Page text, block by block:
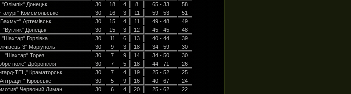
"Олімпік" Донецьк 30 18 4 8 65 - 33
58
Комсмольське 30 16 3 11 59 - 53
51
Артемівськ 30 15 4 11 49 - 48
49
"Вуглик" Донецьк 30 15 3 12 45 - 45
48
"Шахтар" Горлівка 30 11 6 13 40 - 44
39
3" Маріуполь 30 9 3 18 34 - 59
30
"Шахтар" Торез 30 7 9 14 34 - 50
30
поле" Добропілля 30 7 5 18 44 - 71
26
ТЕЦ" Краматорськ 30 7 4 19 25 - 52
25
Кіровське 30 5 9 16 40 - 67
24
Червоний Лиман 30 6 4 20 25 - 62
22